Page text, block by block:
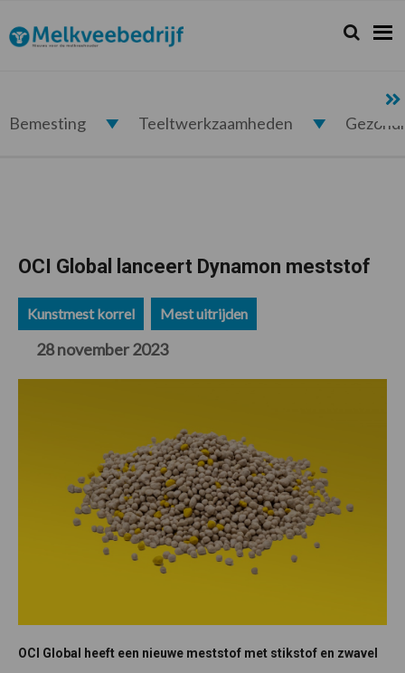
de
hoofdnavigatie
de
hoofd
de
eerste
de
voettekst
Melkveebedrijf.nl Zoeken...
Zoek
Bemesting Teeltwerkzaamheden
OCI Global lanceert Dynamon meststof
Kunstmest korrel Mest uitrijden
28 november 2023
OCI Global heeft een nieuwe meststof met stikstof en zwavel